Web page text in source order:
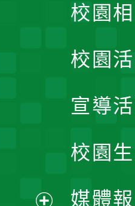
校園
校園
宣導
校園
媒體